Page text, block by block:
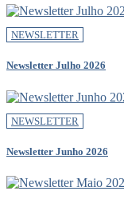
NEWSLETTER
Newsletter Julho 2026
NEWSLETTER
Newsletter Junho 2026